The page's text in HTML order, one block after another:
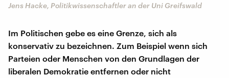
Jens Hacke, Politikwissenschaftler an der Uni Greifswald
Im Politischen gebe es eine Grenze, sich als
konservativ zu bezeichnen. Zum Beispiel wenn sich
Parteien oder Menschen von den Grundlagen der
liberalen Demokratie entfernen oder nicht